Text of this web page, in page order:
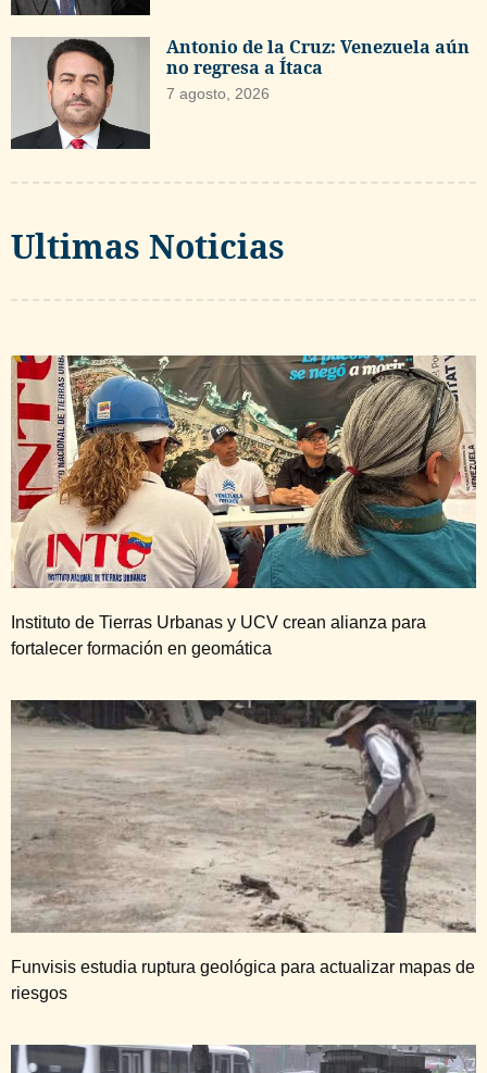
Antonio de la Cruz: Venezuela aún
no regresa a Ítaca
7 agosto, 2026
Ultimas Noticias
Instituto de Tierras Urbanas y UCV crean alianza para
fortalecer formación en geomática
Funvisis estudia ruptura geológica para actualizar mapas de
riesgos